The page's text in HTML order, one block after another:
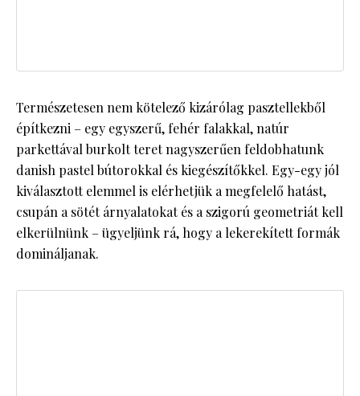
Természetesen nem kötelező kizárólag pasztellekből
építkezni – egy egyszerű, fehér falakkal, natúr
parkettával burkolt teret nagyszerűen feldobhatunk
danish pastel bútorokkal és kiegészítőkkel. Egy-egy jól
kiválasztott elemmel is elérhetjük a megfelelő hatást,
csupán a sötét árnyalatokat és a szigorú geometriát kell
elkerülnünk – ügyeljünk rá, hogy a lekerekített formák
domináljanak.